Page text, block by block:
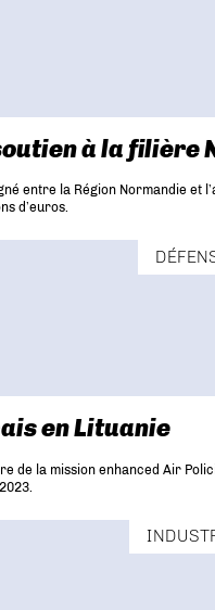
à la filière
entre la Région Normandie et
d’euros.
en Lituanie
de la mission enhanced Air